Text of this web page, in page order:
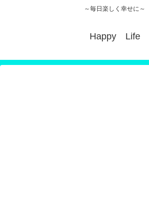
～毎日楽しく幸せに～
Happy Life